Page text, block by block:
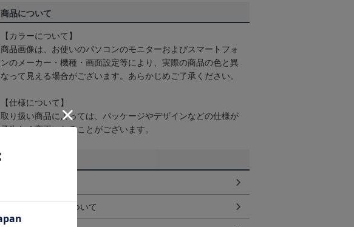
商品について
【カラーについて】
商品画像は、お使いのパソコンのモニターおよびスマートフォ
ンのメーカー・機種・画面設定等により、実際の商品の色と異
なって見える場合がございます。あらかじめご了承ください。
【仕様について】
取り扱い商品によっては、パッケージやデザインなどの仕様が
予告なく変更になることがございます。
その他
ギフト対応について